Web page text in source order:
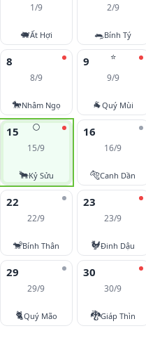
1/9
🐖Ất Hợi
2/9
🐀Bính Tý
8
8/9
🐎Nhâm Ngọ
⭐
9
9/9
🐐Quý Mùi
🌕
15
15/9
🐂Kỷ Sửu
16
16/9
🐅Canh Dần
22
22/9
🐒Bính Thân
23
23/9
🐓Đinh Dậu
29
29/9
🐈Quý Mão
30
30/9
🐉Giáp Thìn